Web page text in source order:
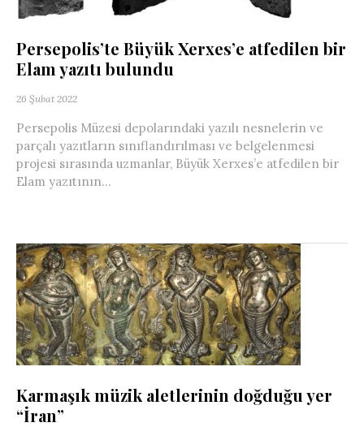
Persepolis’te Büyük Xerxes’e atfedilen bir
Elam yazıtı bulundu
26 Şubat 2022
Persepolis Müzesi depolarındaki yazılı nesnelerin ve
parçalı yazıtların sınıflandırılması ve belgelenmesi
projesi sırasında uzmanlar, Büyük Xerxes’e atfedilen bir
Elam yazıtının...
Karmaşık müzik aletlerinin doğduğu yer
“İran”